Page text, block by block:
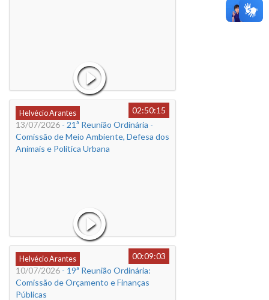
Helvécio Arantes
02:50:15
13/07/2026 - 21ª Reunião Ordinária -
Comissão de Meio Ambiente, Defesa dos
Animais e Política Urbana
Helvécio Arantes
00:09:03
10/07/2026 - 19ª Reunião Ordinária:
Comissão de Orçamento e Finanças
Públicas